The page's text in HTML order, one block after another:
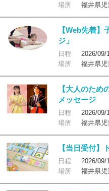
場所
福井県児
【Web先着】
ジ」
日程
2026/09/
場所
福井県児
【大人のため
メッセージ
日程
2026/09/
場所
福井県児
【当日受付】
日程
2026/09/
場所
福井県児